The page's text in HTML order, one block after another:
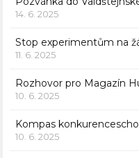
14. 6. 2025
Stop experimentům na
11. 6. 2025
Rozhovor pro Magazín
10. 6. 2025
Kompas
10. 6. 2025